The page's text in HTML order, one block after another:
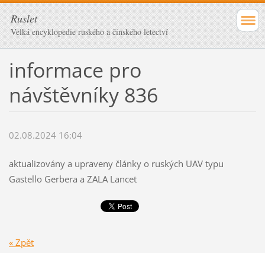
Ruslet
Velká encyklopedie ruského a čínského letectví
informace pro
návštěvníky 836
02.08.2024 16:04
aktualizovány a upraveny články o ruských UAV typu
Gastello Gerbera a ZALA Lancet
« Zpět